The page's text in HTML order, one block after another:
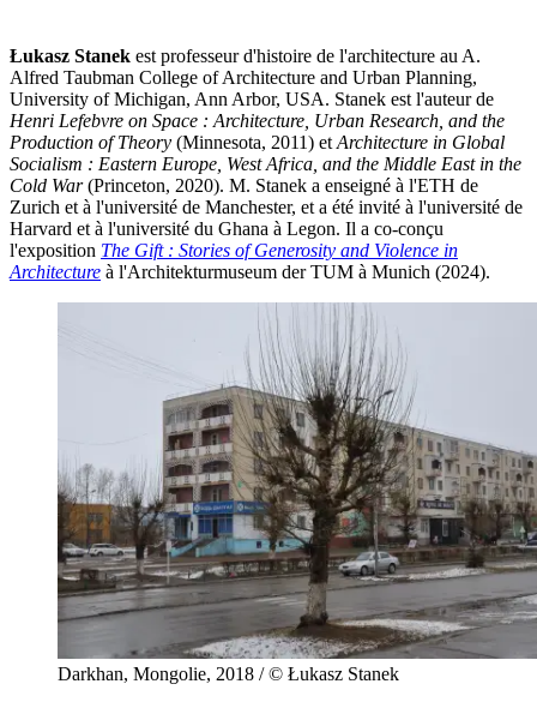
Łukasz Stanek est professeur d'histoire de l'architecture au A.
Alfred Taubman College of Architecture and Urban Planning,
University of Michigan, Ann Arbor, USA. Stanek est l'auteur de
Henri Lefebvre on Space : Architecture, Urban Research, and the
Production of Theory (Minnesota, 2011) et Architecture in Global
Socialism : Eastern Europe, West Africa, and the Middle East in the
Cold War(Princeton, 2020). M. Stanek a enseigné à l'ETH de
Zurich et à l'université de Manchester, et a été invité à l'université de
Harvard et à l'université du Ghana à Legon. Il a co-conçu
l'exposition The Gift : Stories of Generosity and Violence in
Architecture à l'Architekturmuseum der TUM à Munich (2024).
Darkhan, Mongolie, 2018 / © Łukasz Stanek